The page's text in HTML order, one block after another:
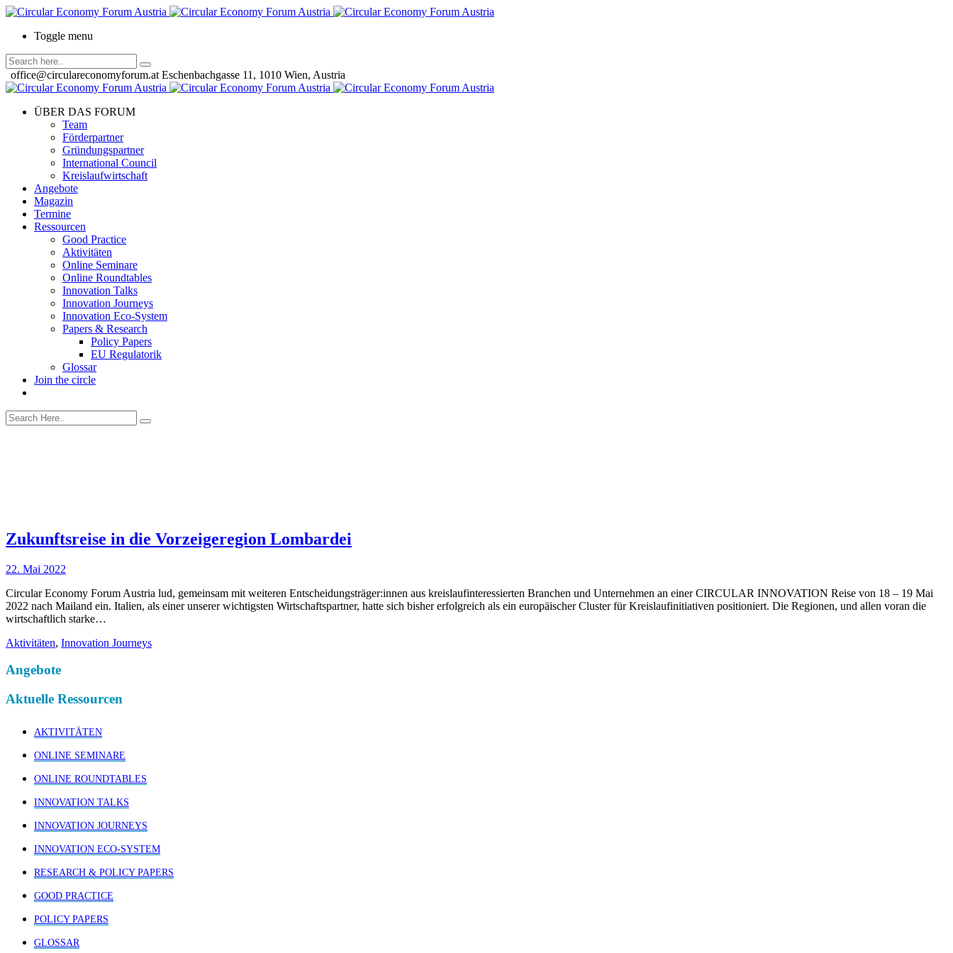
Toggle menu
office@circulareconomyforum.at Eschenbachgasse 11, 1010 Wien, Austria
ÜBER DAS FORUM
Team
Förderpartner
Gründungspartner
International Council
Kreislaufwirtschaft
Angebote
Magazin
Termine
Ressourcen
Good Practice
Aktivitäten
Online Seminare
Online Roundtables
Innovation Talks
Innovation Journeys
Innovation Eco-System
Papers & Research
Policy Papers
EU Regulatorik
Glossar
Join the circle
Zukunftsreise in die Vorzeigeregion Lombardei
22. Mai 2022
Circular Economy Forum Austria lud, gemeinsam mit weiteren Entscheidungsträger:innen aus kreislaufinteressierten Branchen und Unternehmen an einer CIRCULAR INNOVATION Reise von 18 – 19 Mai
2022 nach Mailand ein. Italien, als einer unserer wichtigsten Wirtschaftspartner, hatte sich bisher erfolgreich als ein europäischer Cluster für Kreislaufinitiativen positioniert. Die Regionen, und allen voran die
wirtschaftlich starke…
Aktivitäten, Innovation Journeys
Angebote
Aktuelle Ressourcen
AKTIVITÄTEN
ONLINE SEMINARE
ONLINE ROUNDTABLES
INNOVATION TALKS
INNOVATION JOURNEYS
INNOVATION ECO-SYSTEM
RESEARCH & POLICY PAPERS
GOOD PRACTICE
POLICY PAPERS
GLOSSAR